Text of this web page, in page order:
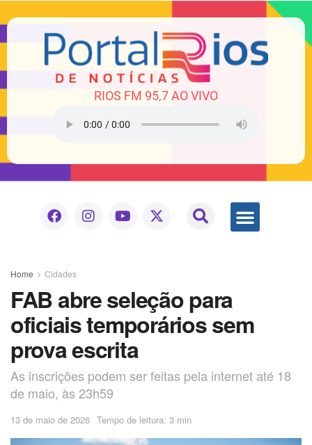
RIOS FM 95,7 AO VIVO
Home Cidades
FAB abre seleção para
oficiais temporários sem
prova escrita
As inscrições podem ser feitas pela internet até 18
de maio, às 23h59
13 de maio de 2026 Tempo de leitura: 3 min